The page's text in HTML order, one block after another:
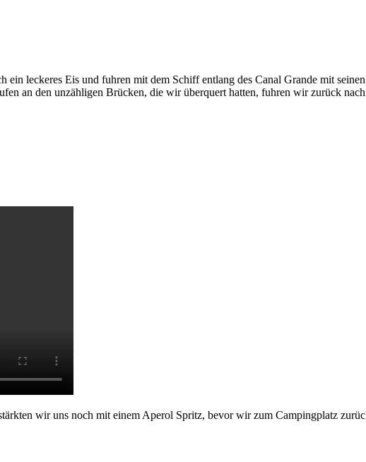
leckeres Eis und fuhren mit dem Schiff entlang des Canal Grande mit
an den unzähligen Brücken, die wir überquert hatten, fuhren wir zurück
wir uns noch mit einem Aperol Spritz, bevor wir zum Campingplatz